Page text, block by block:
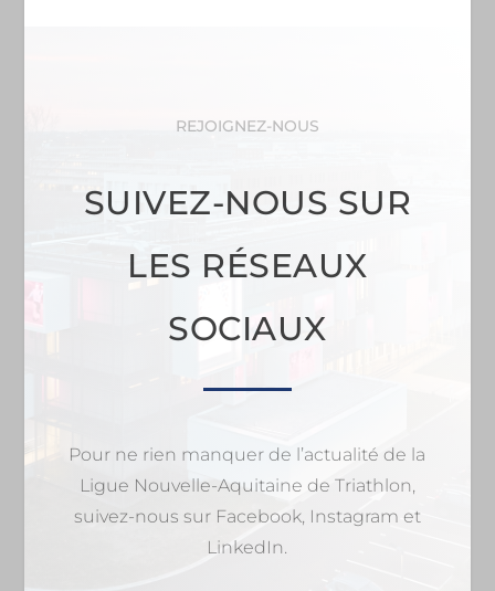
REJOIGNEZ-NOUS
SUIVEZ-NOUS SUR
LES RÉSEAUX
SOCIAUX
Pour ne rien manquer de l’actualité de la
Ligue Nouvelle-Aquitaine de Triathlon,
suivez-nous sur Facebook, Instagram et
LinkedIn.